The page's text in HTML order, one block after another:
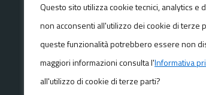
Questo sito utilizza cookie tecnici, analytics e
non acconsenti all'utilizzo dei cookie di terze
queste funzionalità potrebbero essere non
maggiori informazioni consulta l'Informativa
all'utilizzo di cookie di terze parti?
PEC:
Centralino unico: +39 081